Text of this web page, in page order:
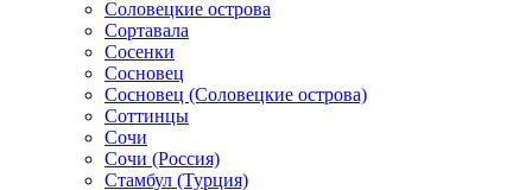
Соловецкие острова
Сортавала
Сосенки
Сосновец
Сосновец (Соловецкие острова)
Соттинцы
Сочи
Сочи (Россия)
Стамбул (Турция)